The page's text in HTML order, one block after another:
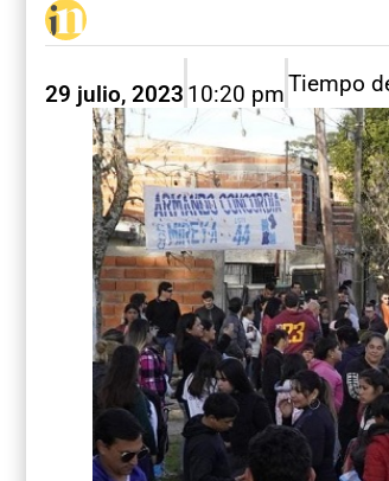
29 julio, 2023 10:20 pmTiempo